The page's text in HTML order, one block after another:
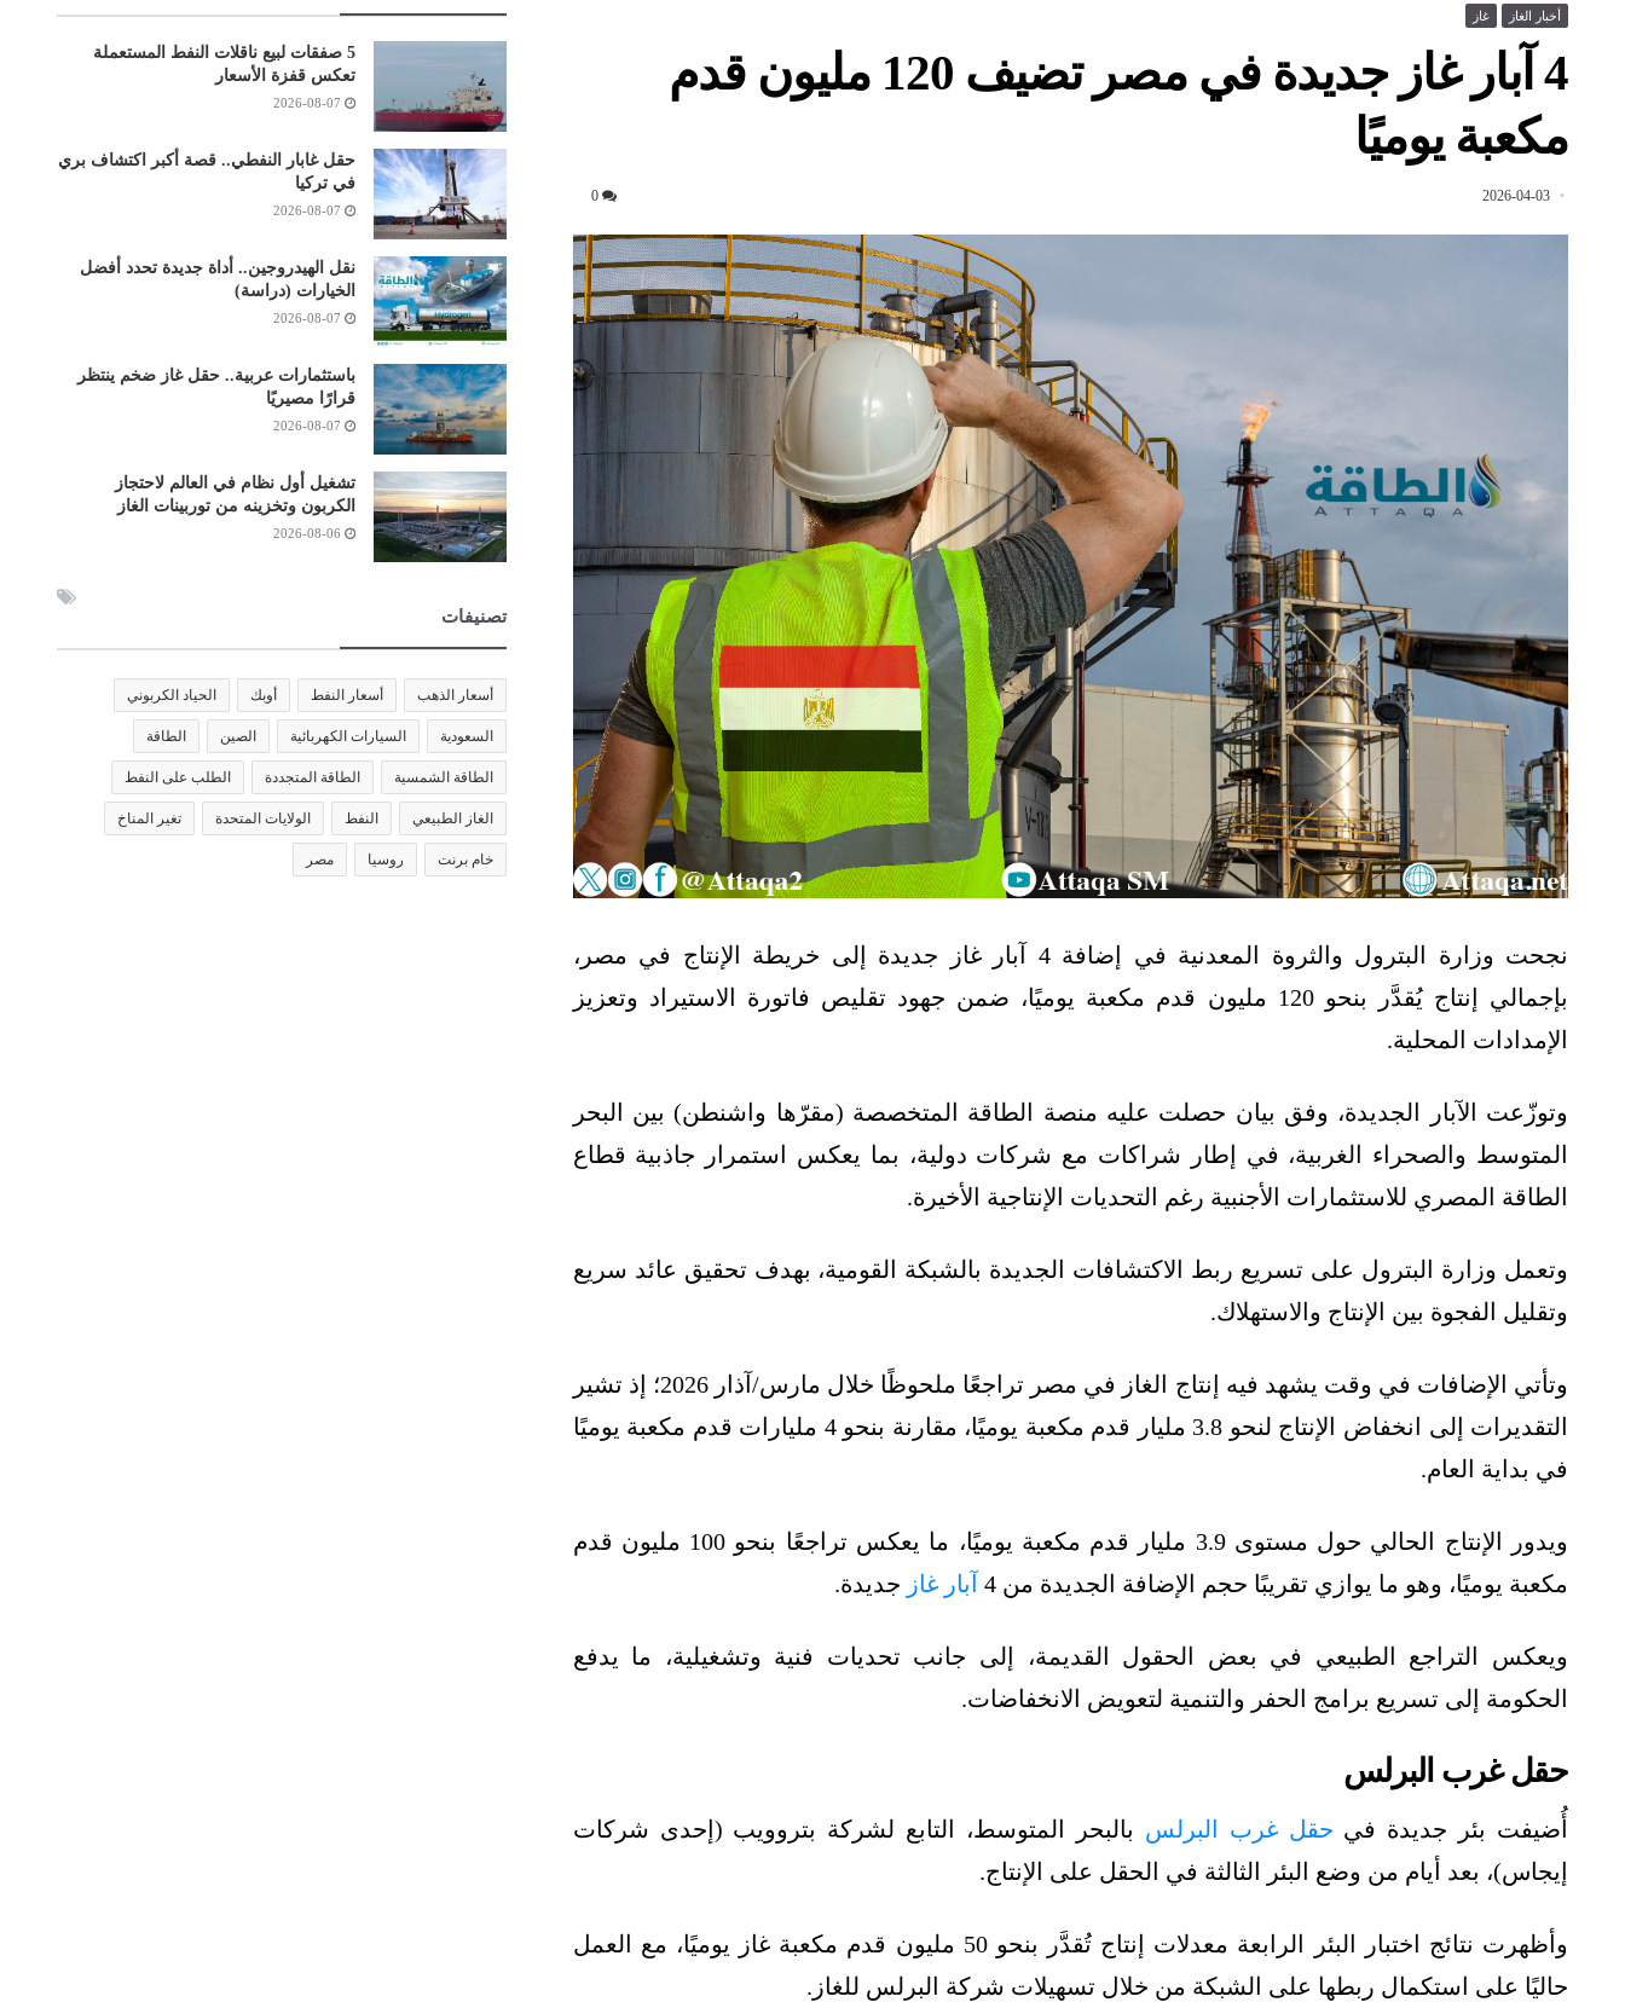
أخبار الغاز غاز
4 آبار غاز جديدة في مصر تضيف 120 مليون قدم
مكعبة يوميًا
2026-04-03
0
نجحت وزارة البترول والثروة المعدنية في إضافة 4 آبار غاز جديدة إلى خريطة الإنتاج في مصر،
بإجمالي إنتاج يُقدَّر بنحو 120 مليون قدم مكعبة يوميًا، ضمن جهود تقليص فاتورة الاستيراد وتعزيز
الإمدادات المحلية.
وتوزّعت الآبار الجديدة، وفق بيان حصلت عليه منصة الطاقة المتخصصة (مقرّها واشنطن) بين البحر
المتوسط والصحراء الغربية، في إطار شراكات مع شركات دولية، بما يعكس استمرار جاذبية قطاع
الطاقة المصري للاستثمارات الأجنبية رغم التحديات الإنتاجية الأخيرة.
وتعمل وزارة البترول على تسريع ربط الاكتشافات الجديدة بالشبكة القومية، بهدف تحقيق عائد سريع
وتقليل الفجوة بين الإنتاج والاستهلاك.
وتأتي الإضافات في وقت يشهد فيه إنتاج الغاز في مصر تراجعًا ملحوظًا خلال مارس/آذار 2026؛ إذ تشير
التقديرات إلى انخفاض الإنتاج لنحو 3.8 مليار قدم مكعبة يوميًا، مقارنة بنحو 4 مليارات قدم مكعبة يوميًا
في بداية العام.
ويدور الإنتاج الحالي حول مستوى 3.9 مليار قدم مكعبة يوميًا، ما يعكس تراجعًا بنحو 100 مليون قدم
مكعبة يوميًا، وهو ما يوازي تقريبًا حجم الإضافة الجديدة من 4
آبار غاز جديدة.
ويعكس التراجع الطبيعي في بعض الحقول القديمة، إلى جانب تحديات فنية وتشغيلية، ما يدفع
الحكومة إلى تسريع برامج الحفر والتنمية لتعويض الانخفاضات.
حقل غرب البرلس
أُضيفت بئر جديدة في حقل غرب البرلس بالبحر المتوسط، التابع لشركة بتروويب (إحدى شركات
إيجاس)، بعد أيام من وضع البئر الثالثة في الحقل على الإنتاج.
وأظهرت نتائج اختبار البئر الرابعة معدلات إنتاج تُقدَّر بنحو 50 مليون قدم مكعبة غاز يوميًا، مع العمل
حاليًا على استكمال ربطها على الشبكة من خلال تسهيلات شركة البرلس للغاز.
5 صفقات لبيع ناقلات النفط المستعملة
تعكس قفزة الأسعار
2026-08-07
حقل غابار النفطي.. قصة أكبر اكتشاف بري
في تركيا
2026-08-07
نقل الهيدروجين.. أداة جديدة تحدد أفضل
الخيارات (دراسة)
2026-08-07
باستثمارات عربية.. حقل غاز ضخم ينتظر
قرارًا مصيريًا
2026-08-07
تشغيل أول نظام في العالم لاحتجاز
الكربون وتخزينه من توربينات الغاز
2026-08-06
تصنيفات
أسعار الذهب أسعار النفط أوبك الحياد الكربوني
السعودية السيارات الكهربائية الصين الطاقة
الطاقة الشمسية الطاقة المتجددة الطلب على النفط
الغاز الطبيعي النفط الولايات المتحدة تغير المناخ
خام برنت روسيا مصر